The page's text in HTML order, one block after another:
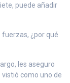
puede añadir
fuerzas, ¿por qué
les aseguro
vistió como uno de